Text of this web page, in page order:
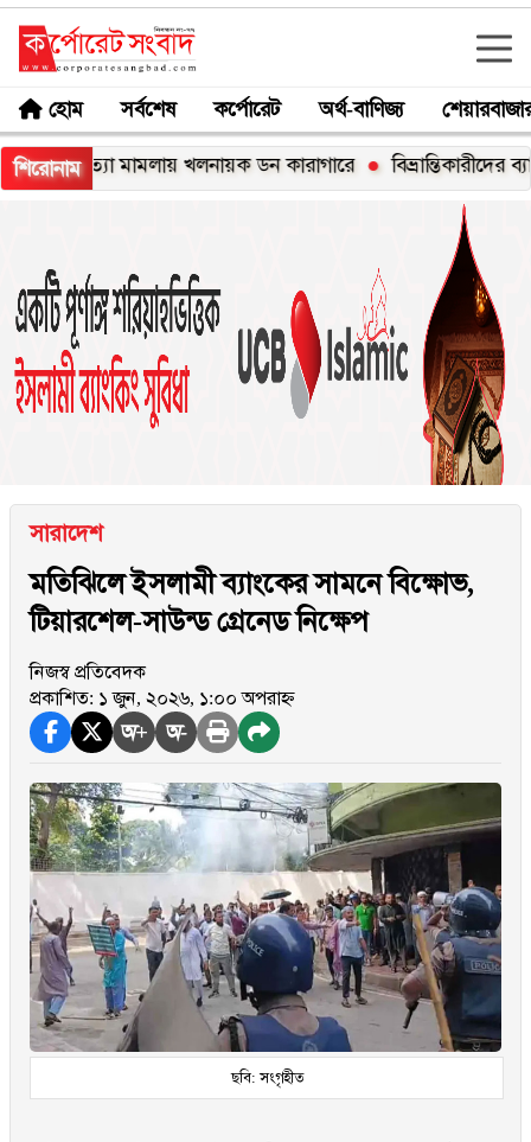
হোম সর্বশেষ কর্পোরেট অর্থ-বাণিজ্য
শিরোনামমামলায় খলনায়ক ডন কারাগারে বিভ্রান্তিকারীদের ব্যাপারে
সারাদেশ
মতিঝিলে ইসলামী ব্যাংকের সামনে বিক্ষোভ,
টিয়ারশেল-সাউন্ড গ্রেনেড নিক্ষেপ
নিজস্ব প্রতিবেদক
প্রকাশিত: ১ জুন, ২০২৬, ১:০০ অপরাহ্ন
অ+ অ-
ছবি: সংগৃহীত